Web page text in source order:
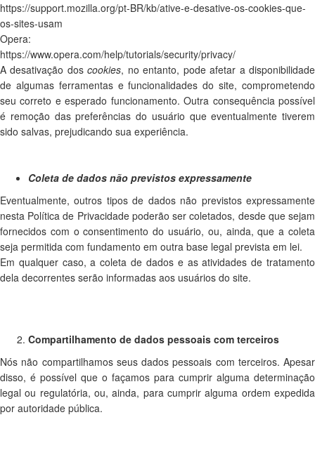
https://support.mozilla.org/pt-BR/kb/ative-e-desative-os-cookies-que-
os-sites-usam
Opera:
https://www.opera.com/help/tutorials/security/privacy/
A desativação doscookies, no entanto, pode afetar a disponibilidade
de algumas ferramentas e funcionalidades do site, comprometendo
seu correto e esperado funcionamento. Outra consequência possível
é remoção das preferências do usuário que eventualmente tiverem
sido salvas, prejudicando sua experiência.
Coleta de dados não previstos expressamente
Eventualmente, outros tipos de dados não previstos expressamente
nesta Política de Privacidade poderão ser coletados, desde que sejam
fornecidos com o consentimento do usuário, ou, ainda, que a coleta
seja permitida com fundamento em outra base legal prevista em lei.
Em qualquer caso, a coleta de dados e as atividades de tratamento
dela decorrentes serão informadas aos usuários do site.
Compartilhamento de dados pessoais com terceiros
Nós não compartilhamos seus dados pessoais com terceiros. Apesar
disso, é possível que o façamos para cumprir alguma determinação
legal ou regulatória, ou, ainda, para cumprir alguma ordem expedida
por autoridade pública.